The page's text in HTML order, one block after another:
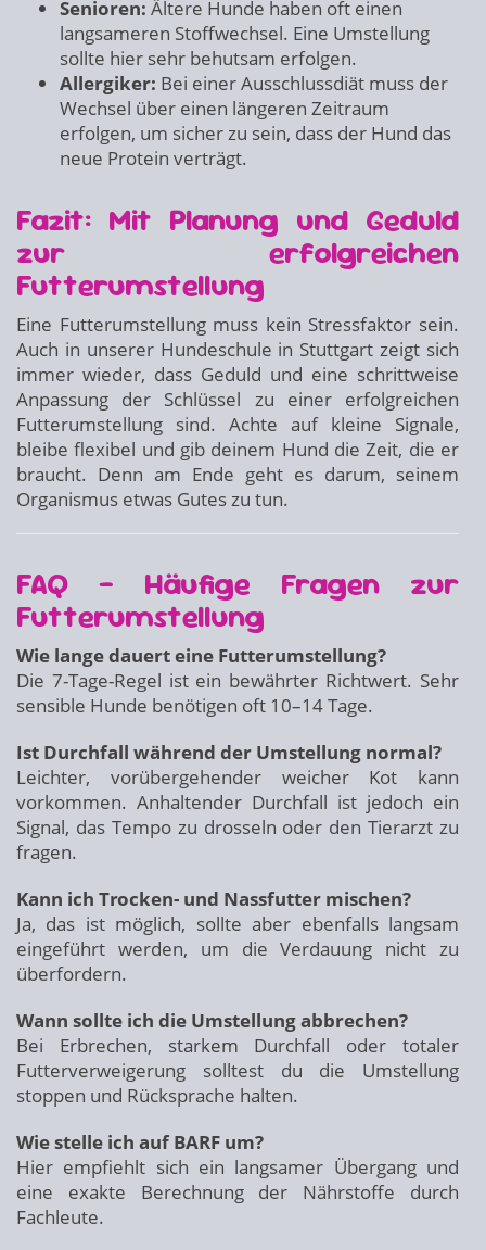
Senioren: Ältere Hunde haben oft einen
langsameren Stoffwechsel. Eine Umstellung
sollte hier sehr behutsam erfolgen.
Allergiker: Bei einer Ausschlussdiät muss der
Wechsel über einen längeren Zeitraum
erfolgen, um sicher zu sein, dass der Hund das
neue Protein verträgt.
Fazit: Mit Planung und Geduld
zur erfolgreichen
Futterumstellung
Eine Futterumstellung muss kein Stressfaktor sein.
Auch in unserer Hundeschule in Stuttgart zeigt sich
immer wieder, dass Geduld und eine schrittweise
Anpassung der Schlüssel zu einer erfolgreichen
Futterumstellung sind. Achte auf kleine Signale,
bleibe flexibel und gib deinem Hund die Zeit, die er
braucht. Denn am Ende geht es darum, seinem
Organismus etwas Gutes zu tun.
FAQ – Häufige Fragen zur
Futterumstellung
Wie lange dauert eine Futterumstellung?
Die 7-Tage-Regel ist ein bewährter Richtwert. Sehr
sensible Hunde benötigen oft 10–14 Tage.
Ist Durchfall während der Umstellung normal?
Leichter, vorübergehender weicher Kot kann
vorkommen. Anhaltender Durchfall ist jedoch ein
Signal, das Tempo zu drosseln oder den Tierarzt zu
fragen.
Kann ich Trocken- und Nassfutter mischen?
Ja, das ist möglich, sollte aber ebenfalls langsam
eingeführt werden, um die Verdauung nicht zu
überfordern.
Wann sollte ich die Umstellung abbrechen?
Bei Erbrechen, starkem Durchfall oder totaler
Futterverweigerung solltest du die Umstellung
stoppen und Rücksprache halten.
Wie stelle ich auf BARF um?
Hier empfiehlt sich ein langsamer Übergang und
eine exakte Berechnung der Nährstoffe durch
Fachleute.